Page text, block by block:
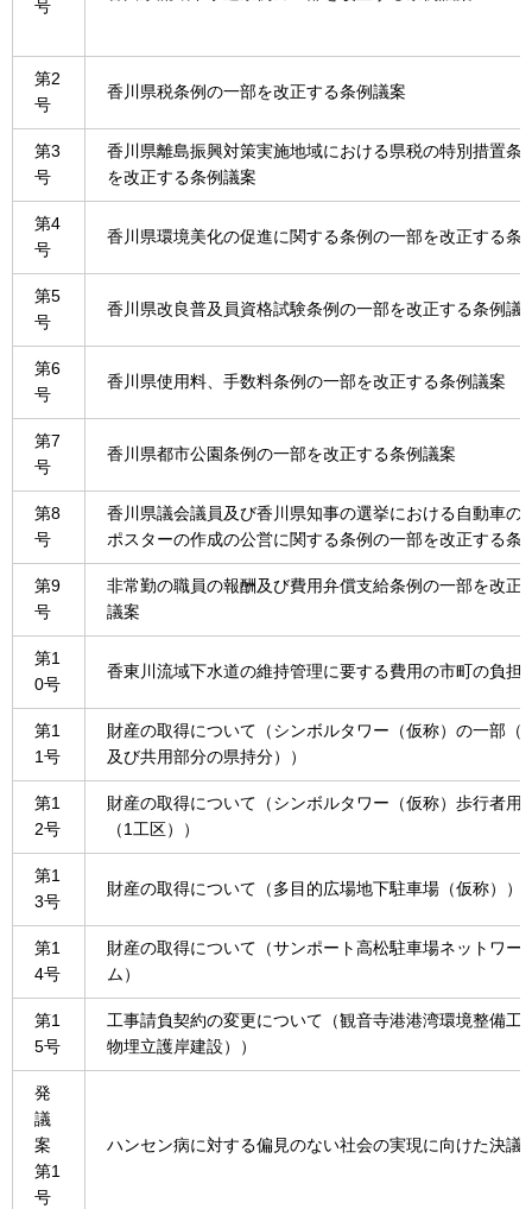
号
第2
号
香川県税条例の一部を改正する条例議案
第3
号
香川県離島振興対策実施地域における県税の特別措置条
を改正する条例議案
第4
号
香川県環境美化の促進に関する条例の一部を改正する条
第5
号
香川県改良普及員資格試験条例の一部を改正する条例議
第6
号
香川県使用料、手数料条例の一部を改正する条例議案
第7
号
香川県都市公園条例の一部を改正する条例議案
第8
号
香川県議会議員及び香川県知事の選挙における自動車の
ポスターの作成の公営に関する条例の一部を改正する条
第9
号
非常勤の職員の報酬及び費用弁償支給条例の一部を改正
議案
第1
0号
香東川流域下水道の維持管理に要する費用の市町の負担
第1
1号
財産の取得について（シンボルタワー（仮称）の一部（
及び共用部分の県持分））
第1
2号
財産の取得について（シンボルタワー（仮称）歩行者用
（1工区））
第1
3号
財産の取得について（多目的広場地下駐車場（仮称））
第1
4号
財産の取得について（サンポート高松駐車場ネットワー
ム）
第1
5号
工事請負契約の変更について（観音寺港港湾環境整備工
物埋立護岸建設））
発
議
案
第1
号
ハンセン病に対する偏見のない社会の実現に向けた決議